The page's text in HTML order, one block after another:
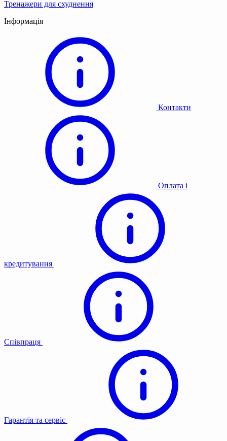
Тренажери для схуднення
Інформація
Контакти
Оплата і
кредитування
Співпраця
Гарантія та сервіс